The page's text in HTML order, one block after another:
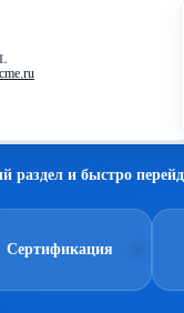
раздел и быстро
Сертификация